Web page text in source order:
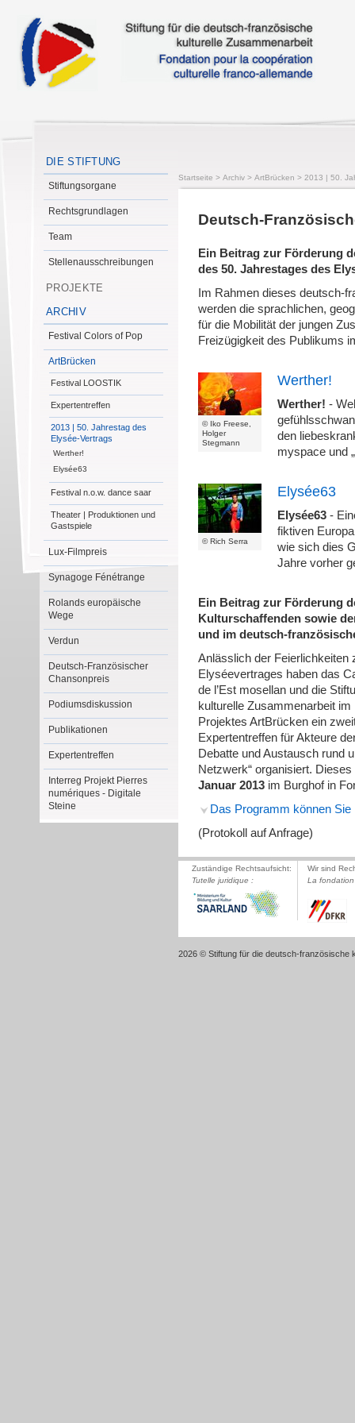
DIE STIFTUNG
Stiftungsorgane
Rechtsgrundlagen
Team
Stellenausschreibungen
PROJEKTE
ARCHIV
Festival Colors of Pop
ArtBrücken
Festival LOOSTIK
Expertentreffen
2013 | 50. Jahrestag des
Elysée-Vertrags
Werther!
Elysée63
Festival n.o.w. dance saar
Theater | Produktionen und
Gastspiele
Lux-Filmpreis
Synagoge Fénétrange
Rolands europäische
Wege
Verdun
Deutsch-Französischer
Chansonpreis
Podiumsdiskussion
Publikationen
Expertentreffen
Interreg Projekt Pierres
numériques - Digitale
Steine
Startseite > Archiv > ArtBrücken > 2013 | 50.
Deutsch-
Ein Beitrag zur Förderung
des 50. Jahrestages des
Im Rahmen dieses deutsch-
werden die sprachlichen,
für die Mobilität der jungen
Freizügigkeit des Publikums
© Iko Freese,
Holger
Stegmann
Werther!
Werther! -
den
myspace und
© Rich Serra
Elysée63
Elysée63 -
fiktiven
wie sich dies
Jahre vorher
Ein Beitrag zur Förderung
Kulturschaffenden sowie
und im deutsch-
Anlässlich der Feierlichkeiten
Elyséevertrages haben das
de l’Est mosellan und die
kulturelle Zusammenarbeit
Projektes ArtBrücken ein
Expertentreffen für Akteure
Debatte und Austausch rund
Netzwerk“ organisiert.
Januar 2013 im Burghof in
Das Programm können Sie
(Protokoll auf Anfrage)
Zuständige Rechtsaufsicht:
Tutelle juridique :
Wir sind
La
2026 © Stiftung für die deutsch-französische